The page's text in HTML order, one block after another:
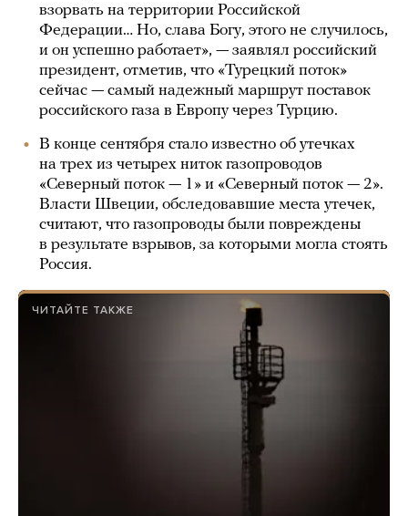
взорвать на территории Российской
Федерации… Но, слава Богу, этого не случилось,
и он успешно работает», — заявлял российский
президент, отметив, что «Турецкий поток»
сейчас — самый надежный маршрут поставок
российского газа в Европу через Турцию.
В конце сентября стало известно об утечках
на трех из четырех ниток газопроводов
«Северный поток — 1» и «Северный поток — 2».
Власти Швеции, обследовавшие места утечек,
считают, что газопроводы были повреждены
в результате взрывов, за которыми могла стоять
Россия.
ЧИТАЙТЕ ТАКЖЕ